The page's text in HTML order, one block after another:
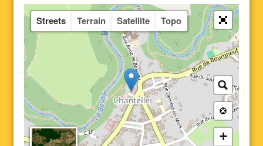
Streets Terrain Satellite Topo
+